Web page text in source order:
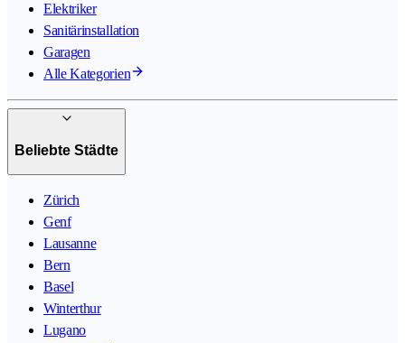
Elektriker
Sanitärinstallation
Garagen
Alle Kategorien
Beliebte Städte
Zürich
Genf
Lausanne
Bern
Basel
Winterthur
Lugano